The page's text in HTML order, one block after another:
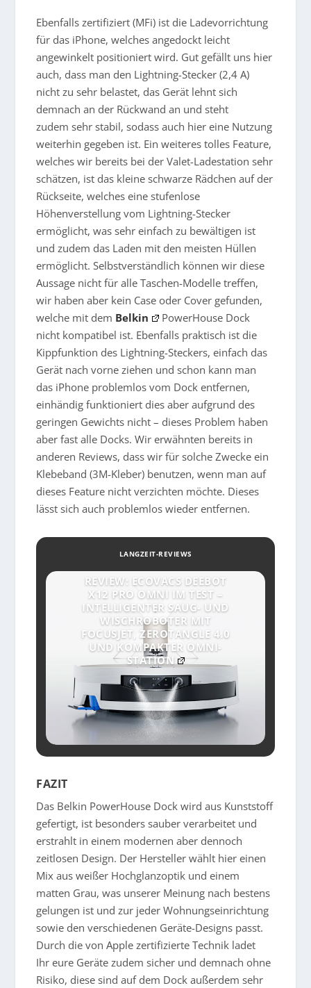
Ebenfalls zertifiziert (MFi) ist die Ladevorrichtung
für das iPhone, welches angedockt leicht
angewinkelt positioniert wird. Gut gefällt uns hier
auch, dass man den Lightning-Stecker (2,4 A)
nicht zu sehr belastet, das Gerät lehnt sich
demnach an der Rückwand an und steht
zudem sehr stabil, sodass auch hier eine Nutzung
weiterhin gegeben ist. Ein weiteres tolles Feature,
welches wir bereits bei der Valet-Ladestation sehr
schätzen, ist das kleine schwarze Rädchen auf der
Rückseite, welches eine stufenlose
Höhenverstellung vom Lightning-Stecker
ermöglicht, was sehr einfach zu bewältigen ist
und zudem das Laden mit den meisten Hüllen
ermöglicht. Selbstverständlich können wir diese
Aussage nicht für alle Taschen-Modelle treffen,
wir haben aber kein Case oder Cover gefunden,
welche mit dem Belkin
PowerHouse Dock
nicht kompatibel ist. Ebenfalls praktisch ist die
Kippfunktion des Lightning-Steckers, einfach das
Gerät nach vorne ziehen und schon kann man
das iPhone problemlos vom Dock entfernen,
einhändig funktioniert dies aber aufgrund des
geringen Gewichts nicht – dieses Problem haben
aber fast alle Docks. Wir erwähnten bereits in
anderen Reviews, dass wir für solche Zwecke ein
Klebeband (3M-Kleber) benutzen, wenn man auf
dieses Feature nicht verzichten möchte. Dieses
lässt sich auch problemlos wieder entfernen.
LANGZEIT-REVIEWS
REVIEW: ECOVACS DEEBOT
X12 PRO OMNI IM TEST –
INTELLIGENTER SAUG- UND
WISCHROBOTER MIT
FOCUSJET, ZEROTANGLE 4.0
UND KOMPAKTER OMNI-
STATION
FAZIT
Das Belkin PowerHouse Dock wird aus Kunststoff
gefertigt, ist besonders sauber verarbeitet und
erstrahlt in einem modernen aber dennoch
zeitlosen Design. Der Hersteller wählt hier einen
Mix aus weißer Hochglanzoptik und einem
matten Grau, was unserer Meinung nach bestens
gelungen ist und zur jeder Wohnungseinrichtung
sowie den verschiedenen Geräte-Designs passt.
Durch die von Apple zertifizierte Technik ladet
Ihr eure Geräte zudem sicher und demnach ohne
Risiko, diese sind auf dem Dock außerdem sehr